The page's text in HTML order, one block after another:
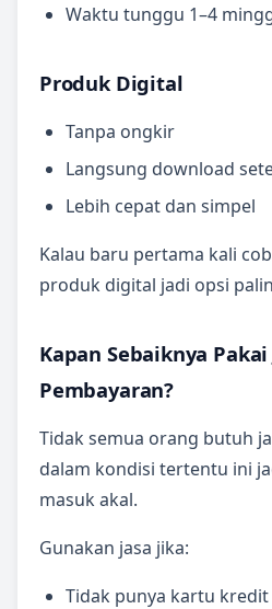
Waktu tunggu 1–4
Produk Digital
Tanpa ongkir
Langsung download
Lebih cepat dan simpel
Kalau baru pertama kali
produk digital jadi opsi
Kapan Sebaiknya Pakai
Pembayaran?
Tidak semua orang butuh
dalam kondisi tertentu ini
masuk akal.
Gunakan jasa jika:
Tidak punya kartu kredit